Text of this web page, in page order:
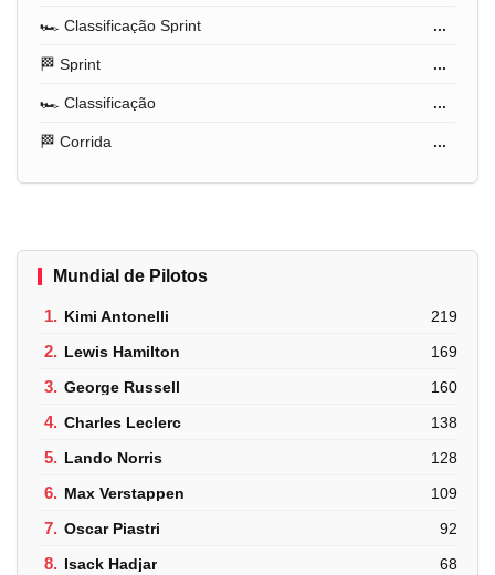
🏎️ Classificação Sprint ...
🏁 Sprint ...
🏎️ Classificação ...
🏁 Corrida ...
Mundial de Pilotos
1. Kimi Antonelli 219
2. Lewis Hamilton 169
3. George Russell 160
4. Charles Leclerc 138
5. Lando Norris 128
6. Max Verstappen 109
7. Oscar Piastri 92
8. Isack Hadjar 68